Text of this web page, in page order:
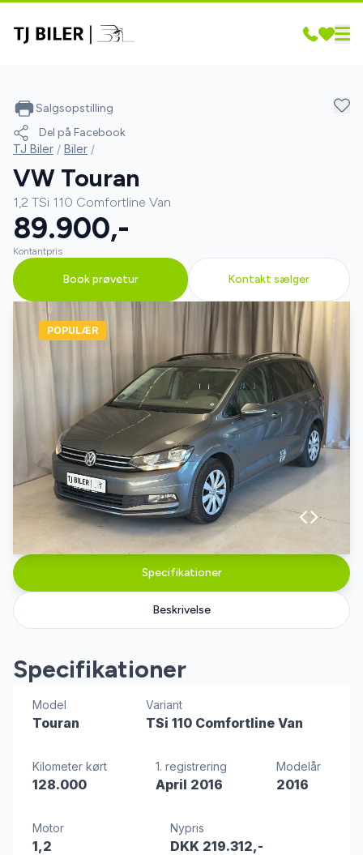
POPULÆR
Specifikationer
Beskrivelse
Specifikationer
Model
Touran
Variant
TSi 110 Comfortline Van
Kilometer kørt
128.000
1. registrering
April 2016
Modelår
2016
Motor
1,2
Nypris
DKK 219.312,-
Salgsopstilling
Del på Facebook
TJ Biler / Biler /
VW Touran
1,2 TSi 110 Comfortline Van
89.900,-
Kontantpris
Book prøvetur Kontakt sælger